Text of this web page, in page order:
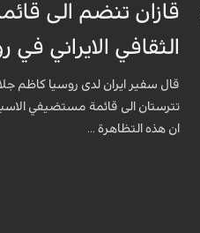
قازان تنضم الى
الثقافي الايراني في
قال سفير ايران لدى روسيا كاظم
تترستان الى قائمة مستضيفي
ان هذه التظاهرة ...